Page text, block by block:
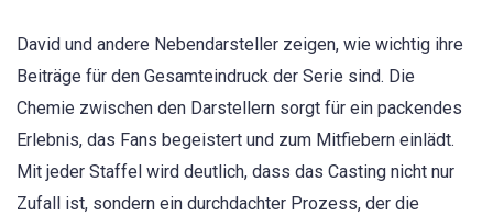
David und andere Nebendarsteller zeigen, wie wichtig ihre
Beiträge für den Gesamteindruck der Serie sind. Die
Chemie zwischen den Darstellern sorgt für ein packendes
Erlebnis, das Fans begeistert und zum Mitfiebern einlädt.
Mit jeder Staffel wird deutlich, dass das Casting nicht nur
Zufall ist, sondern ein durchdachter Prozess, der die